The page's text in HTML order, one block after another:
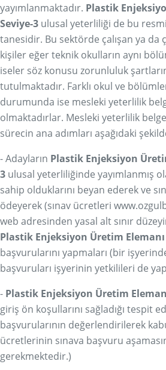
yayımlanmaktadır. Plastik
Seviye-3 ulusal yeterliliği de bu
tanesidir. Bu sektörde çalışan ya da
kişiler eğer teknik okulların aynı
iseler söz konusu zorunluluk
tutulmaktadır. Farklı okul ve
durumunda ise mesleki yeterlilik
olmaktadırlar. Mesleki yeterlilik
sürecin ana adımları aşağıdaki
- Adayların Plastik Enjeksiyon
3 ulusal yeterliliğinde yayımlanmış
sahip olduklarını beyan ederek ve
ödeyerek (sınav ücretleri
web adresinden yasal alt sınır
Plastik Enjeksiyon Üretim Elemanı
başvurularını yapmaları (bir
başvuruları işyerinin yetkilileri de
- Plastik Enjeksiyon Üretim
giriş ön koşullarını sağladığı tespit
başvurularının değerlendirilerek
ücretlerinin sınava başvuru
gerekmektedir.)